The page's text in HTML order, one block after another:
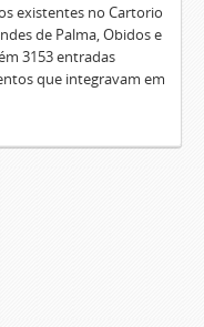
existentes no Cartorio
de Palma, Obidos e
3153 entradas
que integravam em